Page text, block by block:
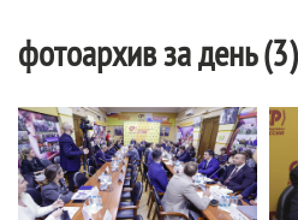
фотоархив за день (3)